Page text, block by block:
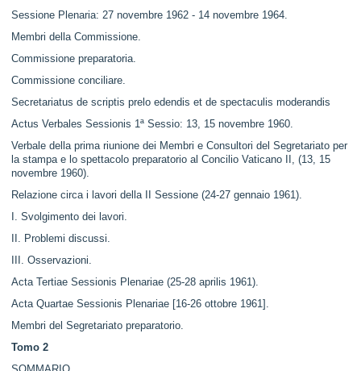
Sessione Plenaria: 27 novembre 1962 - 14 novembre 1964.
Membri della Commissione.
Commissione preparatoria.
Commissione conciliare.
Secretariatus de scriptis prelo edendis et de spectaculis moderandis
Actus Verbales Sessionis 1ª Sessio: 13, 15 novembre 1960.
Verbale della prima riunione dei Membri e Consultori del Segretariato per
la stampa e lo spettacolo preparatorio al Concilio Vaticano II, (13, 15
novembre 1960).
Relazione circa i lavori della II Sessione (24-27 gennaio 1961).
I. Svolgimento dei lavori.
II. Problemi discussi.
III. Osservazioni.
Acta Tertiae Sessionis Plenariae (25-28 aprilis 1961).
Acta Quartae Sessionis Plenariae [16-26 ottobre 1961].
Membri del Segretariato preparatorio.
Tomo 2